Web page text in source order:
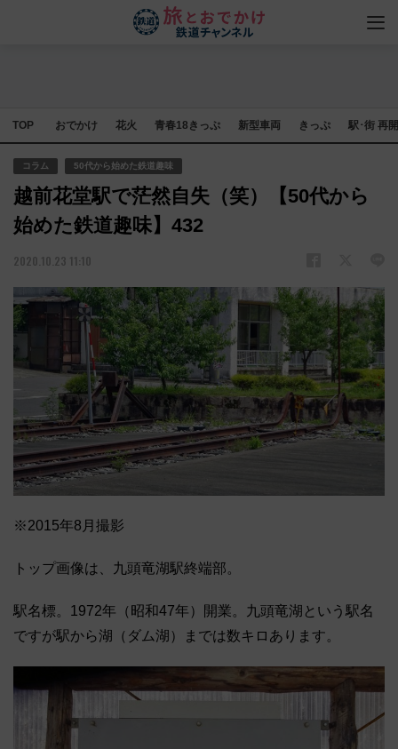
TOP おでかけ 花火 青春18きっぷ 新型車両 きっぷ 駅･街 再
コラム 50代から始めた鉄道趣味
越前花堂駅で茫然自失（笑）【50代から
始めた鉄道趣味】432
2020.10.23 11:10
※2015年8月撮影
トップ画像は、九頭竜湖駅終端部。
駅名標。1972年（昭和47年）開業。九頭竜湖という駅名
ですが駅から湖（ダム湖）までは数キロあります。